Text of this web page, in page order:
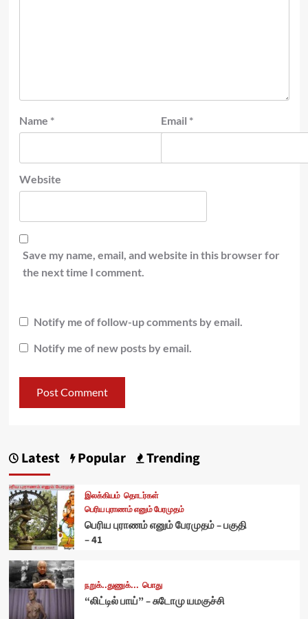
Name * Email *
Website
Save my name, email, and website in this browser for
the next time I comment.
Notify me of follow-up comments by email.
Notify me of new posts by email.
Latest Popular Trending
இலக்கியம் தொடர்கள்
பெரிய புராணம் எனும் பேரமுதம்
பெரிய புராணம் எனும் பேரமுதம் – பகுதி
– 41
நறுக்..துணுக்... பொது
“லிட்டில் பாய்” – சுடோமு யமகுச்சி